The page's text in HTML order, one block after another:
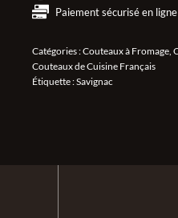
Paiement sécurisé en ligne
Catégories :Couteaux à Fromage,
Couteaux de Cuisine Français
Étiquette :Savignac